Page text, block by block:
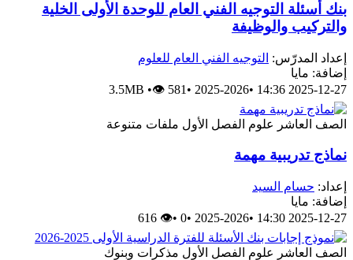
بنك أسئلة التوجيه الفني العام للوحدة الأولى الخلية
والتركيب والوظيفة
إعداد المدرّس: التوجيه الفني العام للعلوم
إضافة: مايا
2025-12-27 14:36
•
2025-2026
•
3.5MB •👁 581
الصف العاشر علوم الفصل الأول ملفات متنوعة
نماذج تدريبية مهمة
إعداد: حسام السيد
إضافة: مايا
2025-12-27 14:30
•
2025-2026
•
0
•
👁 616
الصف العاشر علوم الفصل الأول مذكرات وبنوك